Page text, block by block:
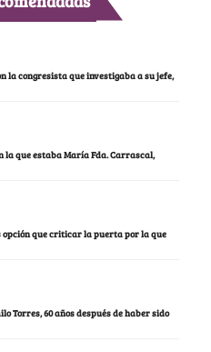
la congresista que investigaba a su jefe,
la que estaba María Fda. Carrascal,
opción que criticar la puerta por la que
Torres, 60 años después de haber sido